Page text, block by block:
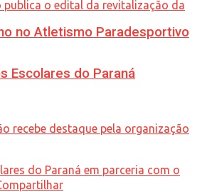
no Atletismo Paradesportivo
Escolares do Paraná